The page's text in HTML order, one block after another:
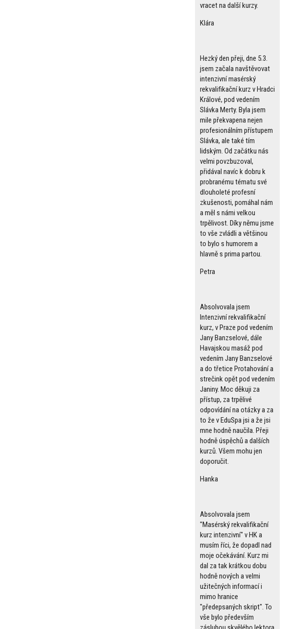
vracet na další kurzy.
Klára
Hezký den přeji, dne 5.3.
jsem začala navštěvovat
intenzivní masérský
rekvalifikační kurz v Hradci
Králové, pod vedením
Slávka Merty. Byla jsem
mile překvapena nejen
profesionálním přístupem
Slávka, ale také tím
lidským. Od začátku nás
velmi povzbuzoval,
přidával navíc k dobru k
probranému tématu své
dlouholeté profesní
zkušenosti, pomáhal nám
a měl s námi velkou
trpělivost. Díky němu jsme
to vše zvládli a většinou
to bylo s humorem a
hlavně s prima partou.
Petra
Absolvovala jsem
Intenzivní rekvalifikační
kurz, v Praze pod vedením
Jany Banzselové, dále
Havajskou masáž pod
vedením Jany Banzselové
a do třetice Protahování a
strečink opět pod vedením
Janiny. Moc děkuji za
přístup, za trpělivé
odpovídání na otázky a za
to že v EduSpa jsi a že jsi
mne hodně naučila. Přeji
hodně úspěchů a dalších
kurzů. Všem mohu jen
doporučit.
Hanka
Absolvovala jsem
"Masérský rekvalifikační
kurz intenzivní" v HK a
musím říci, že dopadl nad
moje očekávání. Kurz mi
dal za tak krátkou dobu
hodně nových a velmi
užitečných informací i
mimo hranice
"předepsaných skript". To
vše bylo především